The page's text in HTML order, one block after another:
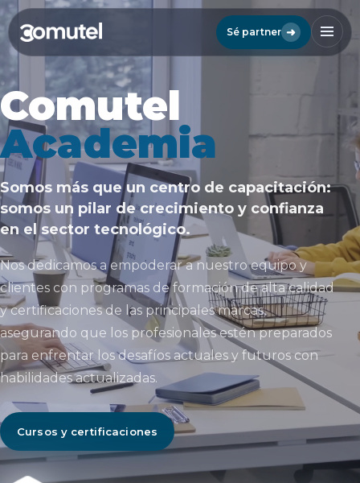
Sé partner ➜
Comutel
Academia
Somos más que un centro de capacitación:
somos un pilar de crecimiento y confianza
en el sector tecnológico.
Nos dedicamos a empoderar a nuestro equipo y
clientes con programas de formación de alta calidad
y certificaciones de las principales marcas,
asegurando que los profesionales estén preparados
para enfrentar los desafíos actuales y futuros con
habilidades actualizadas.
Cursos y certificaciones